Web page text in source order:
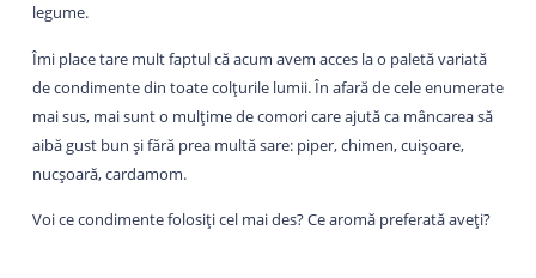
legume.
Îmi place tare mult faptul că acum avem acces la o paletă variată
de condimente din toate colțurile lumii. În afară de cele enumerate
mai sus, mai sunt o mulțime de comori care ajută ca mâncarea să
aibă gust bun și fără prea multă sare: piper, chimen, cuișoare,
nucșoară, cardamom.
Voi ce condimente folosiți cel mai des? Ce aromă preferată aveți?